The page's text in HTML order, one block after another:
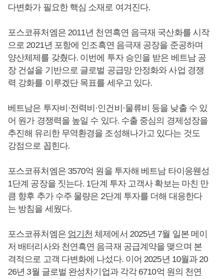
다변화가 필요한 핵심 소재로 여겨진다.
포스코퓨처엠은 2011년 천연흑연 음극재 국산화를 시작
으로 2021년 포항에 인조흑연 음극재 공장을 준공하며
양산체제를 갖췄다. 이번에 투자 승인을 받은 베트남 공
장 건설을 기반으로 글로벌 공급망 안정화와 사업 경쟁
력 강화를 이루겠단 목표를 세우고 있다.
베트남은 투자비·전력비·인건비·물류비 등을 낮출 수 있
어 원가 경쟁력을 높일 수 있다. 수출 중심의 경제성장을
추진해 유리한 무역환경을 조성해나가고 있다는 것도
강점으로 꼽힌다.
포스코퓨처엠은 3570억 원을 투자해 베트남 타이응웬성
1단계 공장을 짓는다. 1단계 투자 고객사 확보는 마친 만
큼 향후 추가 수주 물량은 2단계 투자를 더해 대응한다
는 방침을 세웠다.
포스코퓨처엠은 엄기천 체제에서 2025년 7월 일본 메이
저 배터리사와 천연흑연 음극재 공급계약을 맺으며 본
격적으로 고객 다변화에 나섰다. 이어 2025년 10월과 20
26년 3월 글로벌 완성차기업과 각각 6710억 원의 천연